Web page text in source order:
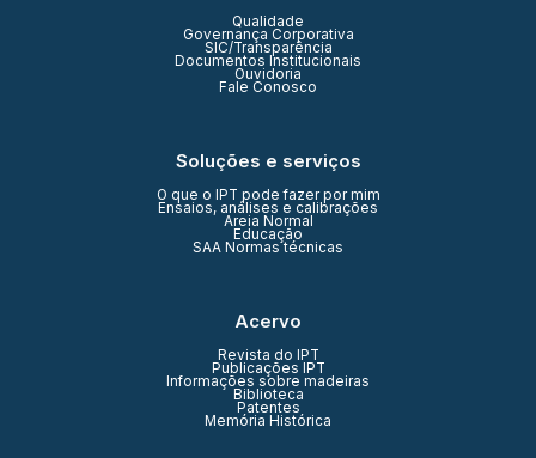
Qualidade
Governança Corporativa
SIC/Transparência
Documentos Institucionais
Ouvidoria
Fale Conosco
Soluções e serviços
O que o IPT pode fazer por mim
Ensaios, análises e calibrações
Areia Normal
Educação
SAA Normas técnicas
Acervo
Revista do IPT
Publicações IPT
Informações sobre madeiras
Biblioteca
Patentes
Memória Histórica